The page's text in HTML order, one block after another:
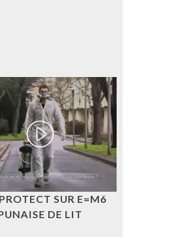
SUR E=M6
DE LIT